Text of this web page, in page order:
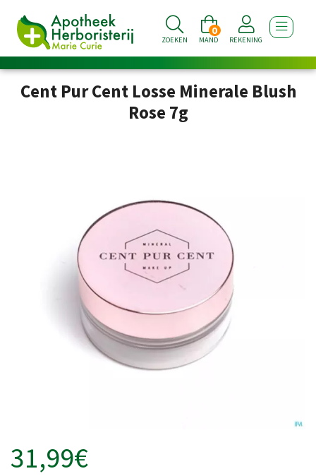
ZOEKEN MAND
0
REKENING TOON
Cent Pur Cent Losse Minerale Blush
Rose 7g
31,99€